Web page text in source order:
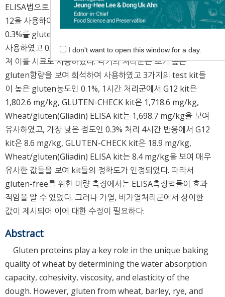
ELISA법으로 target단백질이 ω-gliadin 성분들이고 이를 G-
12을 사용하여 측정하였다. 상용효소인 Protamex®를 0.1-
0.3%를 gluten 대비 처리하여 1-4시간까지 분해하여 시료로
사용하였고 0.3% 4시간 처리군에서 점도가 32.2 cps까지 떨어
져 이를 시료로 사용하였다. 각기의 처리군은 초기 높은
gluten함량을 보여 희석하여 사용하였고 3가지의 test kit들
이 높은 gluten농도인 0.1%, 1시간 처리군에서 G12 kit은
1,802.6 mg/kg, GLUTEN-CHECK kit은 1,718.6 mg/kg,
Wheat/gluten(Gliadin) ELISA kit는 1,698.7 mg/kg을 보여
유사하였고, 가장 낮은 점도인 0.3% 처리 4시간 반응에서 G12
kit은 8.6 mg/kg, GLUTEN-CHECK kit은 18.9 mg/kg,
Wheat/gluten(Gliadin) ELISA kit는 8.4 mg/kg을 보여 매우
유사한 값들을 보여 kit들의 정확도가 인정되었다. 따라서
gluten-free를 위한 미량 측정에서는 ELISA측정법들이 효과
적임을 알 수 있었다. 그러나 가열, 비가열처리군에서 상이한
값이 제시되어 이에 대한 수정이 필요하다.
Abstract
Gluten proteins play a key role in the unique baking
quality of wheat by determining the water absorption
capacity, cohesivity, viscosity, and elasticity of the
dough. However, gluten from wheat, barley, rye, and
I don't want to open this window for a day.